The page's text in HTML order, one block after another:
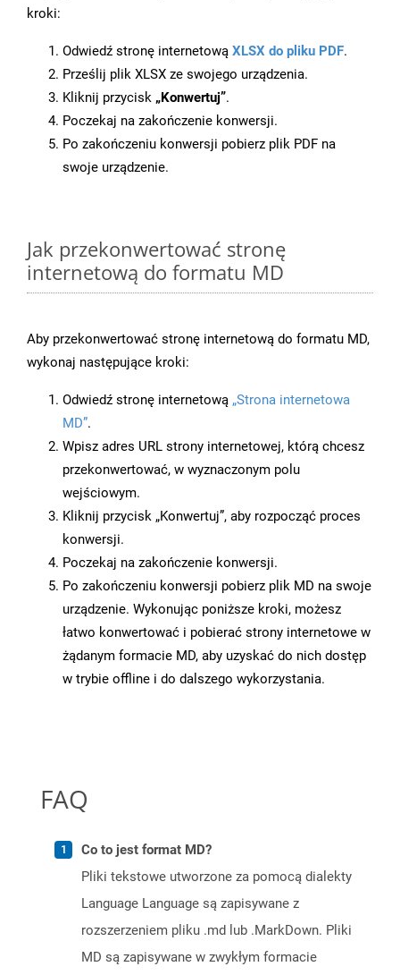
kroki:
Odwiedź stronę internetową XLSX do pliku PDF.
Prześlij plik XLSX ze swojego urządzenia.
Kliknij przycisk „Konwertuj”.
Poczekaj na zakończenie konwersji.
Po zakończeniu konwersji pobierz plik PDF na
swoje urządzenie.
Jak przekonwertować stronę
internetową do formatu MD
Aby przekonwertować stronę internetową do formatu MD,
wykonaj następujące kroki:
Odwiedź stronę internetową „Strona internetowa
MD”.
Wpisz adres URL strony internetowej, którą chcesz
przekonwertować, w wyznaczonym polu
wejściowym.
Kliknij przycisk „Konwertuj”, aby rozpocząć proces
konwersji.
Poczekaj na zakończenie konwersji.
Po zakończeniu konwersji pobierz plik MD na swoje
urządzenie. Wykonując poniższe kroki, możesz
łatwo konwertować i pobierać strony internetowe w
żądanym formacie MD, aby uzyskać do nich dostęp
w trybie offline i do dalszego wykorzystania.
FAQ
Co to jest format MD?
Pliki tekstowe utworzone za pomocą dialekty
Language Language są zapisywane z
rozszerzeniem pliku .md lub .MarkDown. Pliki
MD są zapisywane w zwykłym formacie